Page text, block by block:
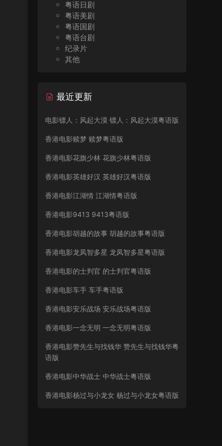
粤语日剧
粤语美剧
粤语国剧
粤语台剧
纪录片
其他
最近更新
电影镖人：风起大漠 镖人：风起大漠粤语版
香港电影赎梦 赎梦粤语版
香港电影花旗少林 花旗少林粤语版
香港电影英雄好汉 英雄好汉粤语版
香港电影江湖情 江湖情粤语版
香港电影9413 9413粤语版
香港电影胡越的故事 胡越的故事粤语版
香港电影龙凤智多星 龙凤智多星粤语版
香港电影的士判官 的士判官粤语版
香港电影车手 车手粤语版
香港电影安乐战场 安乐战场粤语版
香港电影一念无明 一念无明粤语版
香港电影赞先生与找钱华 赞先生与找钱华粤
语版
香港电影中华战士 中华战士粤语版
香港电影杨过与小龙女 杨过与小龙女粤语版